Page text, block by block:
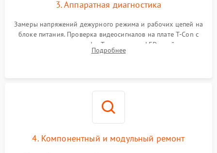
3. Аппаратная диагностика
Замеры напряжений дежурного режима и рабочих цепей на
блоке питания. Проверка видеосигналов на плате T-Con с
помощью осциллографа. Тестирование LED-драйвера и
светодиодных планок подсветки мультиметром.
Подробнее
4. Компонентный и модульный ремонт